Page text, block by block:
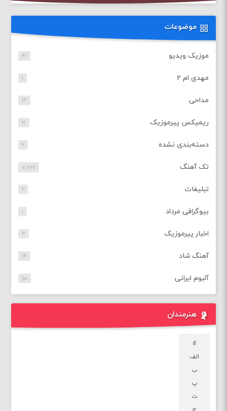
موضوعات
موزیک ویدیو ۴۱
مهدی ام ۲ ۱
مداحی ۱۳
ریمیکس پیرموزیک ۲۱
دسته‌بندی نشده ۲
تک آهنگ ۷,۷۶۲
تبلیغات ۲
بیوگرافی مرداد ۱
اخبار پیرموزیک ۳
آهنگ شاد ۱۴
آلبوم ایرانی ۵۰
هنرمندان
#
الف
ب
پ
ت